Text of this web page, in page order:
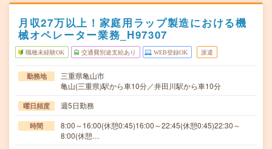
月収27万以上！家庭用ラップ製造における機
械オペレーター業務_H97307
職種未経験OK 交通費別途支給あり WEB登録OK 派遣
勤務地
三重県亀山市
亀山(三重県)駅から車10分／井田川駅から車10分
曜日頻度 週5日勤務
時間
8:00～16:00(休憩0:45)16:00～22:45(休憩0:45)22:30～
8:00(休憩…